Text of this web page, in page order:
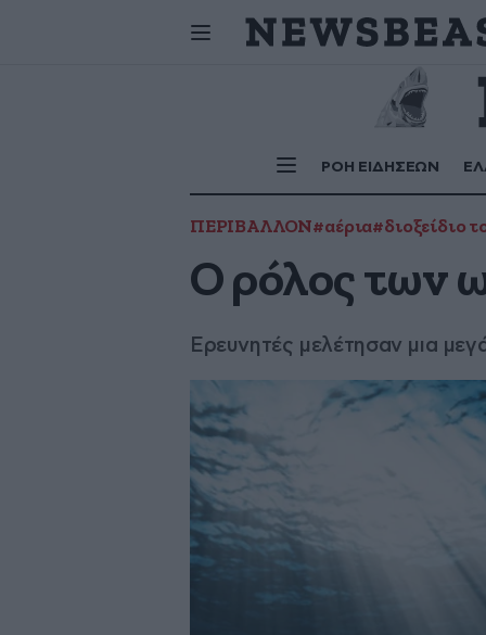
Σήμερα γιορτάζουν:
ΡΟΗ ΕΙΔΗΣΕΩΝ
ΠΕΡΙΒΑΛΛΟΝ#αέρια#διοξείδιο
Ο ρόλος των
Ερευνητές μελέτησαν μια